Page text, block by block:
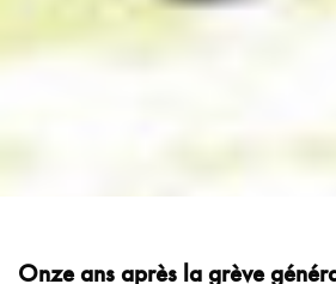
Onze ans après la grève